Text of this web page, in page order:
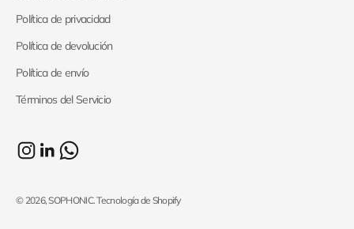
Política de privacidad
Política de devolución
Política de envío
Términos del Servicio
© 2026, SOPHONIC.Tecnología de Shopify